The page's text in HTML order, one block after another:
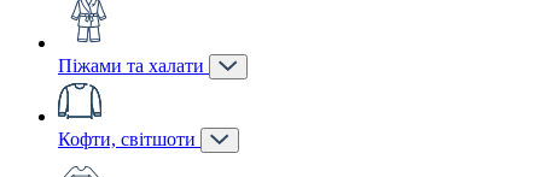
Піжами та халати
Кофти, світшоти